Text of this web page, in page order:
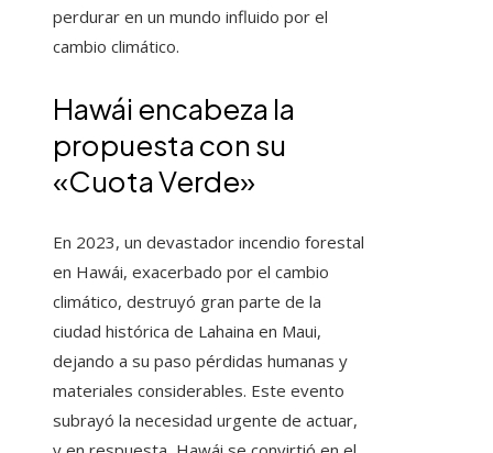
perdurar en un mundo influido por el
cambio climático.
Hawái encabeza la
propuesta con su
«Cuota Verde»
En 2023, un devastador incendio forestal
en Hawái, exacerbado por el cambio
climático, destruyó gran parte de la
ciudad histórica de Lahaina en Maui,
dejando a su paso pérdidas humanas y
materiales considerables. Este evento
subrayó la necesidad urgente de actuar,